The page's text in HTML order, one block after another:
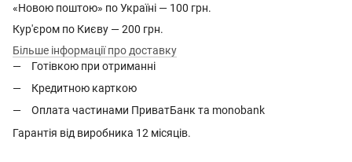
«Новою поштою» по Україні — 100 грн.
Кур'єром по Києву — 200 грн.
Більше інформації про доставку
Готівкою при отриманні
Кредитною карткою
Оплата частинами ПриватБанк та monobank
Гарантія від виробника 12 місяців.